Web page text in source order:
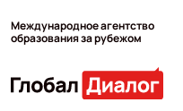
Международное агентство
образования за рубежом